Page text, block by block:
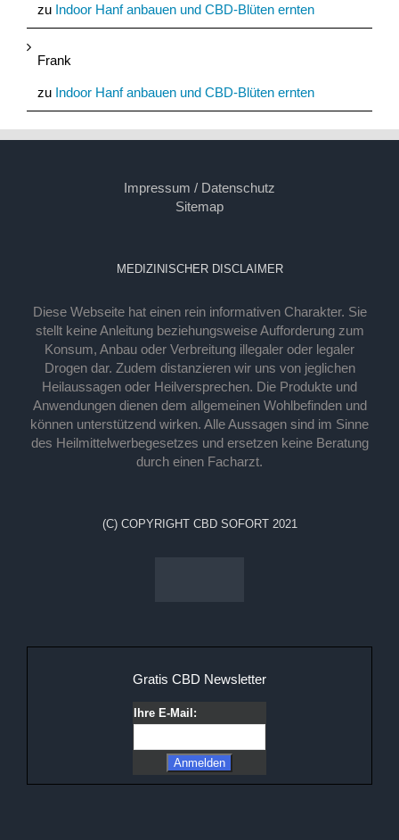
zu Indoor Hanf anbauen und CBD-Blüten ernten
Frank
zu Indoor Hanf anbauen und CBD-Blüten ernten
Impressum / Datenschutz
Sitemap
MEDIZINISCHER DISCLAIMER
Diese Webseite hat einen rein informativen Charakter. Sie
stellt keine Anleitung beziehungsweise Aufforderung zum
Konsum, Anbau oder Verbreitung illegaler oder legaler
Drogen dar. Zudem distanzieren wir uns von jeglichen
Heilaussagen oder Heilversprechen. Die Produkte und
Anwendungen dienen dem allgemeinen Wohlbefinden und
können unterstützend wirken. Alle Aussagen sind im Sinne
des Heilmittelwerbegesetzes und ersetzen keine Beratung
durch einen Facharzt.
(C) COPYRIGHT CBD SOFORT 2021
Gratis CBD Newsletter
Ihre E-Mail: